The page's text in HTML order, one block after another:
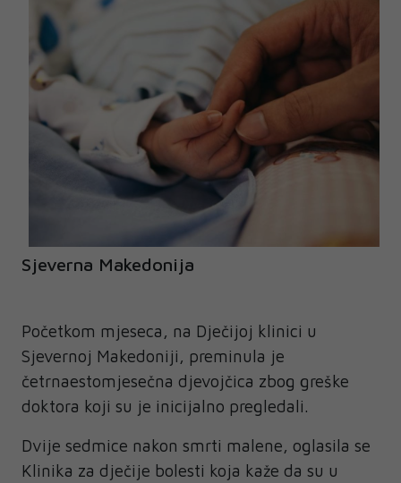
Sjeverna Makedonija
Početkom mjeseca, na Dječijoj klinici u
Sjevernoj Makedoniji, preminula je
četrnaestomjesečna djevojčica zbog greške
doktora koji su je inicijalno pregledali.
Dvije sedmice nakon smrti malene, oglasila se
Klinika za dječije bolesti koja kaže da su u